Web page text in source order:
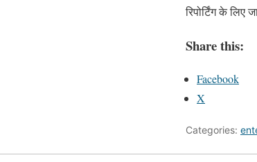
रिपोर्टिंग के लिए
Share this:
Facebook
X
Categories: